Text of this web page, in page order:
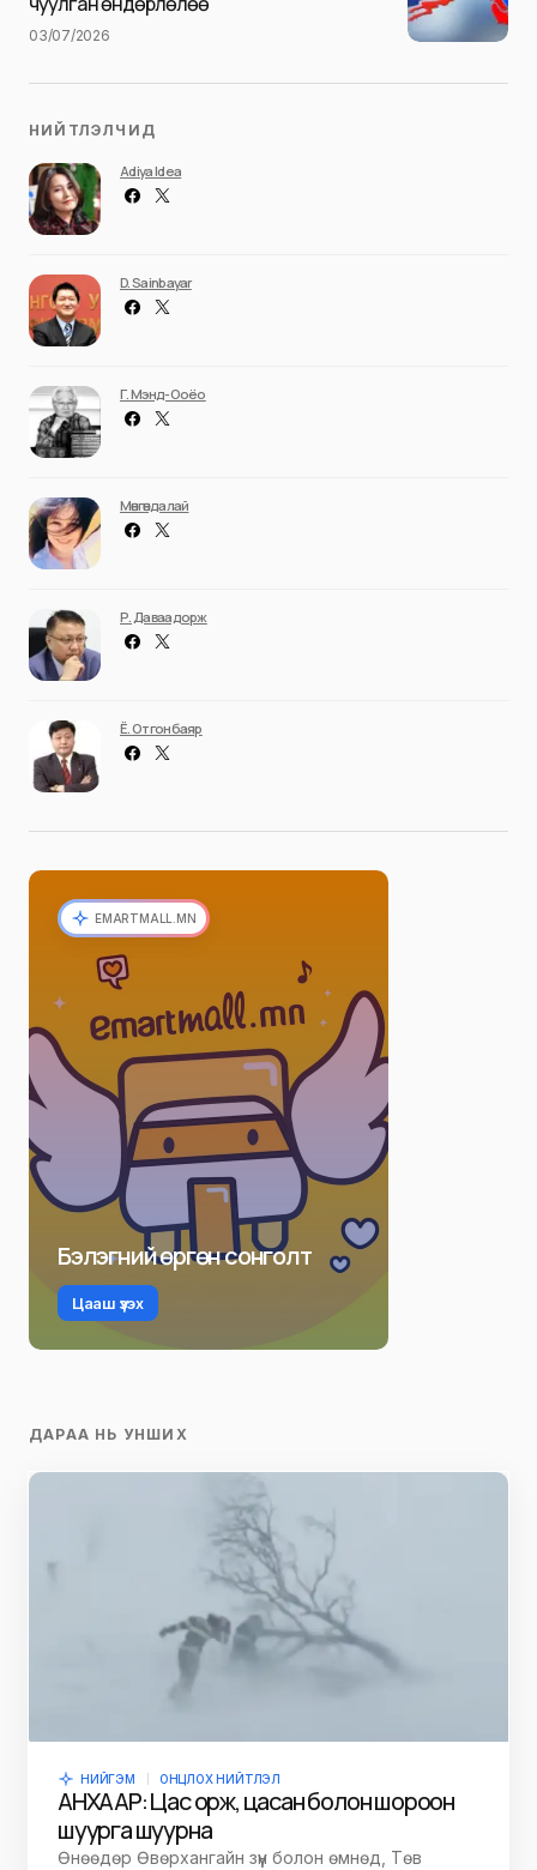
03/07/2026
НИЙТЛЭЛЧИД
Adiya Idea
D. Sainbayar
Г. Мэнд-Ооёо
Мөнгөндалай
Р. Даваадорж
Ё. Отгонбаяр
EMARTMALL.MN
Бэлэгний өргөн сонголт
Цааш үзэх
ДАРАА НЬ УНШИХ
НИЙГЭМ ОНЦЛОХ НИЙТЛЭЛ
АНХААР: Цас орж, цасан болон шороон
шуурга шуурна
Өнөөдөр Өвөрхангайн зүүн болон өмнөд, Төв